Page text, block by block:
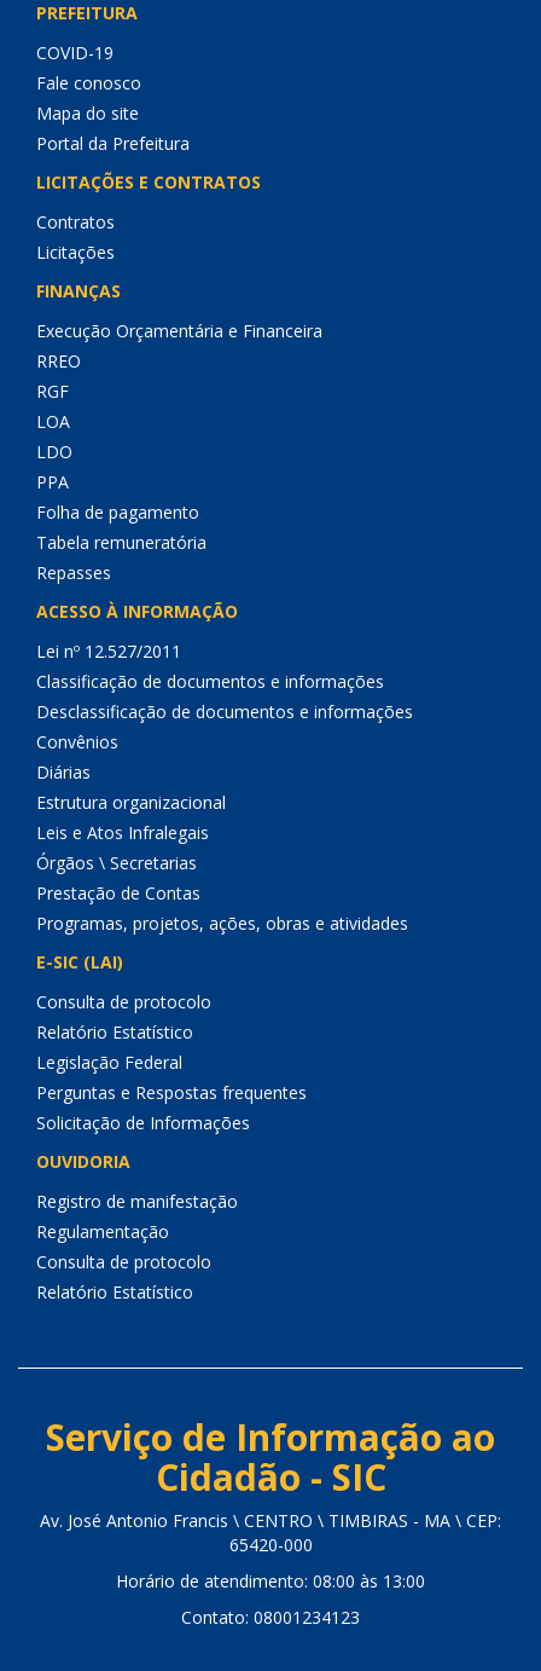
PREFEITURA
COVID-19
Fale conosco
Mapa do site
Portal da Prefeitura
LICITAÇÕES E CONTRATOS
Contratos
Licitações
FINANÇAS
Execução Orçamentária e Financeira
RREO
RGF
LOA
LDO
PPA
Folha de pagamento
Tabela remuneratória
Repasses
ACESSO À INFORMAÇÃO
Lei nº 12.527/2011
Classificação de documentos e informações
Desclassificação de documentos e informações
Convênios
Diárias
Estrutura organizacional
Leis e Atos Infralegais
Órgãos \ Secretarias
Prestação de Contas
Programas, projetos, ações, obras e atividades
E-SIC (LAI)
Consulta de protocolo
Relatório Estatístico
Legislação Federal
Perguntas e Respostas frequentes
Solicitação de Informações
OUVIDORIA
Registro de manifestação
Regulamentação
Consulta de protocolo
Relatório Estatístico
Serviço de Informação ao
Cidadão - SIC
Av. José Antonio Francis \ CENTRO \ TIMBIRAS - MA \ CEP:
65420-000
Horário de atendimento: 08:00 às 13:00
Contato: 08001234123